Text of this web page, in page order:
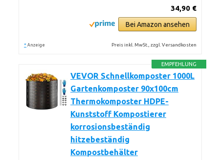
34,90 €
Bei Amazon ansehen
* Anzeige Preis inkl. MwSt., zzgl. Versandkosten
EMPFEHLUNG
VEVOR Schnellkomposter 1000L
Gartenkomposter 90x100cm
Thermokomposter HDPE-
Kunststoff Kompostierer
korrosionsbeständig
hitzebeständig
Kompostbehälter